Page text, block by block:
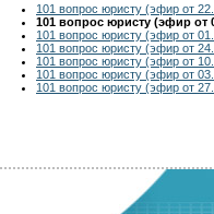
101 вопрос юристу (эфир от
101 вопрос юристу (эфир от
101 вопрос юристу (эфир от
101 вопрос юристу (эфир от
101 вопрос юристу (эфир от
101 вопрос юристу (эфир от
101 вопрос юристу (эфир от